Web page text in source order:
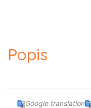
Popis
Google translation